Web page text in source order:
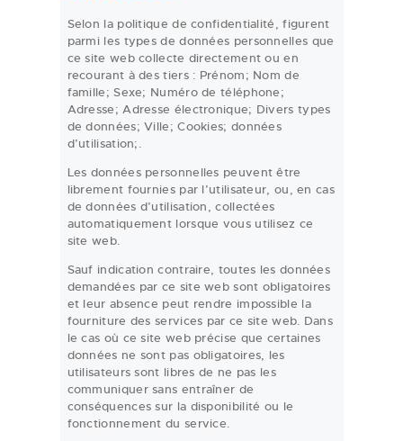
Selon la politique de confidentialité, figurent
parmi les types de données personnelles que
ce site web collecte directement ou en
recourant à des tiers : Prénom; Nom de
famille; Sexe; Numéro de téléphone;
Adresse; Adresse électronique; Divers types
de données; Ville; Cookies; données
d’utilisation;.
Les données personnelles peuvent être
librement fournies par l’utilisateur, ou, en cas
de données d’utilisation, collectées
automatiquement lorsque vous utilisez ce
site web.
Sauf indication contraire, toutes les données
demandées par ce site web sont obligatoires
et leur absence peut rendre impossible la
fourniture des services par ce site web. Dans
le cas où ce site web précise que certaines
données ne sont pas obligatoires, les
utilisateurs sont libres de ne pas les
communiquer sans entraîner de
conséquences sur la disponibilité ou le
fonctionnement du service.